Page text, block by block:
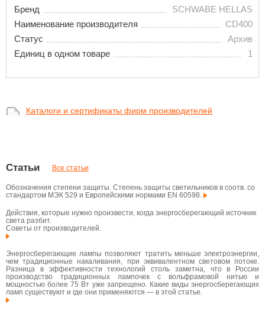
Бренд
SCHWABE HELLAS
Наименование производителя
CD400
Статус
Архив
Единиц в одном товаре
1
Каталоги и сертификаты фирм производителей
Статьи Все статьи
Обозначения степени защиты. Степень защиты светильников в соотв. со
стандартом МЭК 529 и Европейскими нормами EN 60598.
Действия, которые нужно произвести, когда энергосберегающий источник
света разбит.
Советы от производителей.
Энергосберегающие лампы позволяют тратить меньше электроэнергии,
чем традиционные накаливания, при эквивалентном световом потоке.
Разница в эффективности технологий столь заметна, что в России
производство традиционных лампочек с вольфрамовой нитью и
мощностью более 75 Вт уже запрещено. Какие виды энергосберегающих
ламп существуют и где они применяются — в этой статье.